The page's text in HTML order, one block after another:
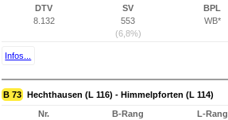
DTV
8.132
SV
553
(6,8%)
BPL
WB*
Infos...
B 73 Hechthausen (L 116) - Himmelpforten (L 114)
Nr.
B-Rang
L-Rang